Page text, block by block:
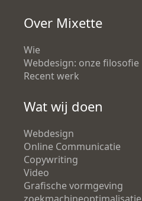
Over Mixette
Wie
Webdesign: onze filosofie
Recent werk
Wat wij doen
Webdesign
Online Communicatie
Copywriting
Video
Grafische vormgeving